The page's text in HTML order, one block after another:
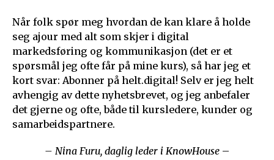
Når folk spør meg hvordan de kan klare å holde
seg ajour med alt som skjer i digital
markedsføring og kommunikasjon (det er et
spørsmål jeg ofte får på mine kurs), så har jeg et
kort svar: Abonner på helt.digital! Selv er jeg helt
avhengig av dette nyhetsbrevet, og jeg anbefaler
det gjerne og ofte, både til kursledere, kunder og
samarbeidspartnere.
– Nina Furu, daglig leder i KnowHouse –